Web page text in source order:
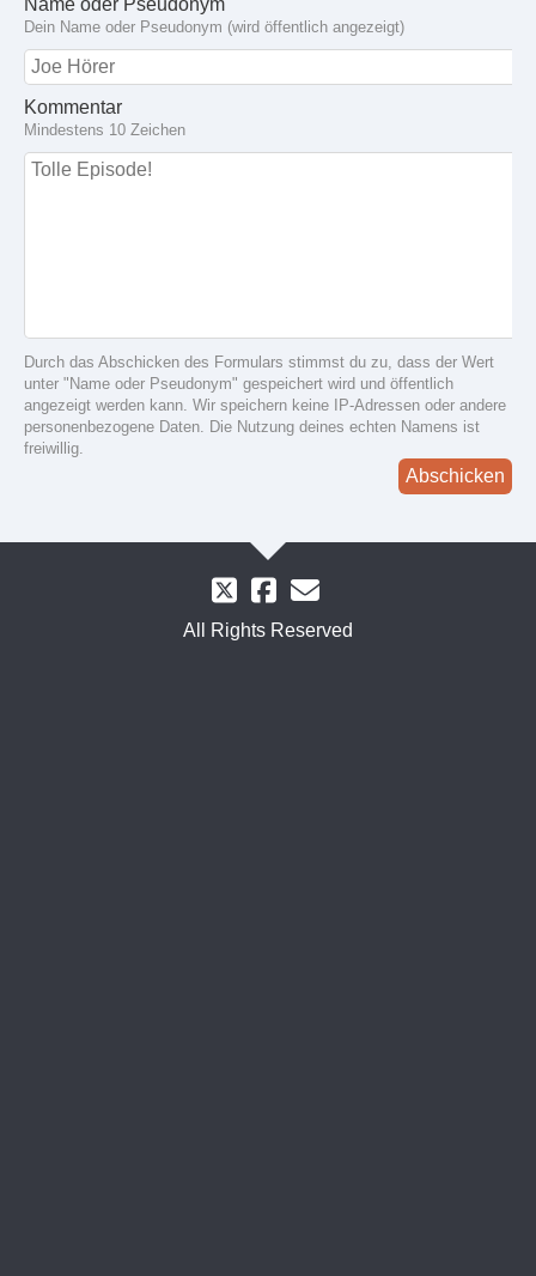
Name oder Pseudonym
Dein Name oder Pseudonym (wird öffentlich angezeigt)
Kommentar
Mindestens 10 Zeichen
Durch das Abschicken des Formulars stimmst du zu, dass der Wert
unter "Name oder Pseudonym" gespeichert wird und öffentlich
angezeigt werden kann. Wir speichern keine IP-Adressen oder andere
personenbezogene Daten. Die Nutzung deines echten Namens ist
freiwillig.
Abschicken
All Rights Reserved